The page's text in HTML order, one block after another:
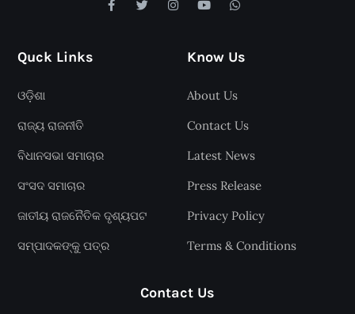
Quck Links
ଓଡ଼ିଶା
ରାଜ୍ୟ ରାଜନୀତି
ବିଧାନସଭା ସମାଚାର
ସଂସଦ ସମାଚାର
ଜାତୀୟ ରାଜନୈତିକ ଦୃଶ୍ୟପଟ
ସମ୍ପାଦକଙ୍କୁ ପତ୍ର
Know Us
About Us
Contact Us
Latest News
Press Release
Privacy Policy
Terms & Conditions
Contact Us